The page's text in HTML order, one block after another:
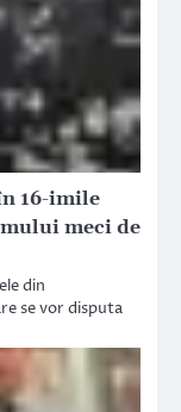
16-imile
meci de
din
se vor disputa